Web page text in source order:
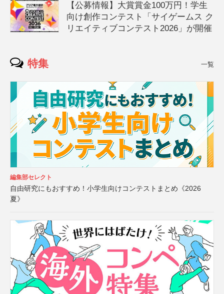
【公募情報】大賞賞金100万円！学生
向け創作コンテスト「サイゲームス ク
リエイティブコンテスト2026」が開催
特集 一覧
編集部セレクト
自由研究にもおすすめ！小学生向けコンテストまとめ《2026
夏》